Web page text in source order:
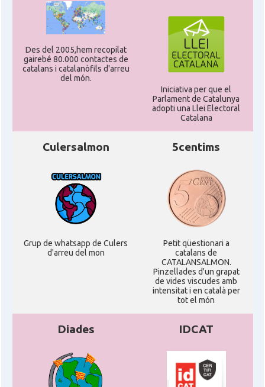
Des del 2005,hem recopilat
gairebé 80.000 contactes de
catalans i catalanòfils d'arreu
del món.
Iniciativa per que el
Parlament de Catalunya
adopti una Llei Electoral
Catalana
Culersalmon
Grup de whatsapp de Culers
d'arreu del mon
5centims
Petit qüestionari a
catalans de
CATALANSALMON.
Pinzellades d'un grapat
de vides viscudes amb
intensitat i en català per
tot el món
Diades IDCAT